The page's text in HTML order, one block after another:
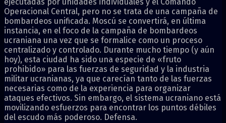
Operacional Central, pero no se trata de una campaña de
bombardeos unificada. Moscú se convertirá, en última
instancia, en el foco de la campaña de bombardeos
ucraniana una vez que se formalice como un proceso
centralizado y controlado. Durante mucho tiempo (y aún
hoy), esta ciudad ha sido una especie de «fruto
prohibido» para las fuerzas de seguridad y la industria
militar ucranianas, ya que carecían tanto de las fuerzas
necesarias como de la experiencia para organizar
ataques efectivos. Sin embargo, el sistema ucraniano está
movilizando esfuerzos para encontrar los puntos débiles
del escudo más poderoso. Defensa.